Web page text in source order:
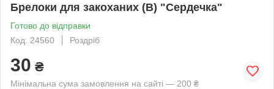
Брелоки для закоханих (B) "Сердечка"
Готово до відправки
Код: 24560
Роздріб
30 ₴
Мінімальна сума замовлення на сайті — 200 ₴